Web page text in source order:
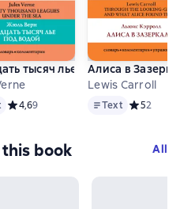
/ Three Men in a Boat (To
4 оценок
тысяч лье под водой /
Средний рейтинг 4,6 на основе 9
4,69
Алиса в
Lewis Carroll
TextText Средний
52
book All